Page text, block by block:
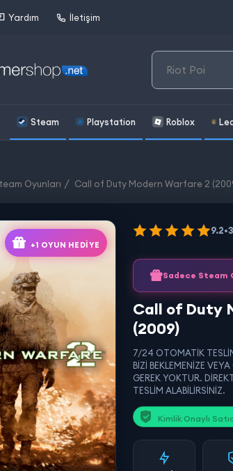
Yardım İletişim
Steam Playstation Roblox
Oyunları Call of Duty Modern Warfare 2
+1 OYUN HEDIYE
9.2•
Sadece Steam
Call of Duty
(2009)
7/24 OTOMATİK
BİZİ BEKLEMENİZE
GEREK YOKTUR.
TESLİM ALABİLİRSİNİZ.
Kimlik Onaylı